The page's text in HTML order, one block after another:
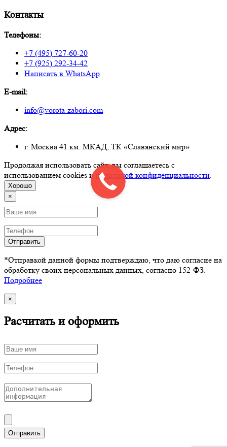
Контакты
Телефоны:
+7 (495) 727-60-20
+7 (925) 292-34-42
Написать в WhatsApp
E-mail:
info@vorota-zabori.com
Адрес:
г. Москва 41 км. МКАД, ТК «Славянский мир»
Продолжая использовать сайт, вы соглашаетесь с
использованием cookies и политикой конфиденциальности.
Хорошо
×
Отправить
*Отправкой данной формы подтверждаю, что даю согласие на
обработку своих персональных данных, согласно 152-ФЗ.
Подробнее
×
Расчитать и оформить
Отправить